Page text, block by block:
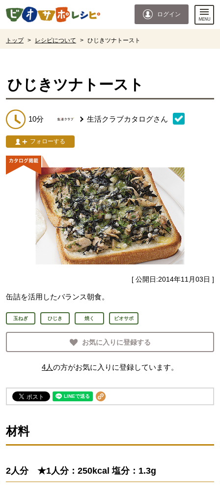
ページの先頭です。
ログイン
トップ > レシピについて > ひじきツナトースト
ひじきツナトースト
10分 生活クラブカタログさん
フォローする
[ 公開日:2014年11月03日 ]
缶詰を活用したバランス朝食。
玉ねぎ ひじき 焼く ビオサポ
お気に入りに登録する
4人の方がお気に入りに登録しています。
材料
2人分 ★1人分：250kcal 塩分：1.3g